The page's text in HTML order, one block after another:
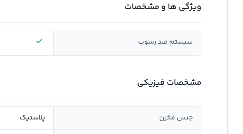
ویژگی ها و مشخصات
سیستم ضد رسوب
مشخصات فیزیکی
جنس مخزن پلاستیک